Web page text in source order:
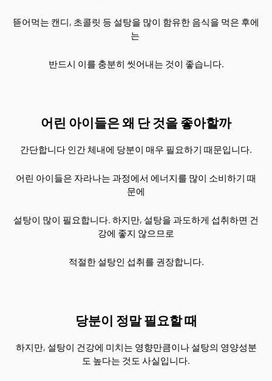
뜯어먹는 캔디, 초콜릿 등 설탕을 많이 함유한 음식을 먹은 후에
는
반드시 이를 충분히 씻어내는 것이 좋습니다.
어린 아이들은 왜 단 것을 좋아할까
간단합니다 인간 체내에 당분이 매우 필요하기 때문입니다.
어린 아이들은 자라나는 과정에서 에너지를 많이 소비하기 때
문에
설탕이 많이 필요합니다. 하지만, 설탕을 과도하게 섭취하면 건
강에 좋지 않으므로
적절한 설탕인 섭취를 권장합니다.
당분이 정말 필요할 때
하지만, 설탕이 건강에 미치는 영향만큼이나 설탕의 영양성분
도 높다는 것도 사실입니다.